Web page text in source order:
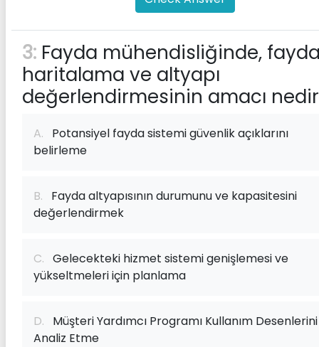
3: Fayda mühendisliğinde,
haritalama ve altyapı
değerlendirmesinin amacı
A. Potansiyel fayda sistemi güvenlik açıklarını
belirleme
B. Fayda altyapısının durumunu ve kapasitesini
değerlendirmek
C. Gelecekteki hizmet sistemi genişlemesi ve
yükseltmeleri için planlama
D. Müşteri Yardımcı Programı Kullanım Desenlerini
Analiz Etme